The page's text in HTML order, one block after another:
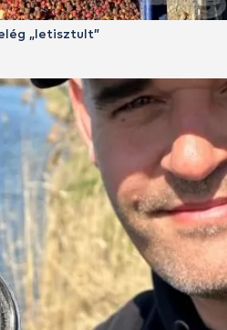
„letisztult”